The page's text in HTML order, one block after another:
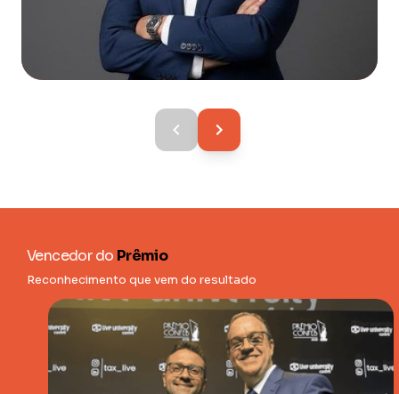
Vencedor do Prêmio
Reconhecimento que vem do resultado